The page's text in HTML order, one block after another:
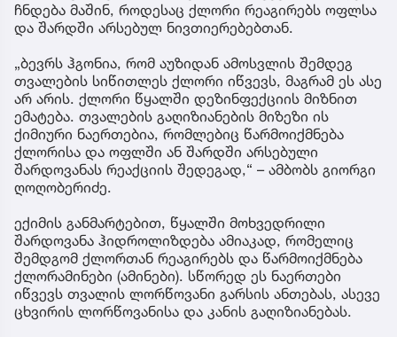
ჩნდება მაშინ, როდესაც ქლორი რეაგირებს ოფლსა
და შარდში არსებულ ნივთიერებებთან.
„ბევრს ჰგონია, რომ აუზიდან ამოსვლის შემდეგ
თვალების სიწითლეს ქლორი იწვევს, მაგრამ ეს ასე
არ არის. ქლორი წყალში დეზინფექციის მიზნით
ემატება. თვალების გაღიზიანების მიზეზი ის
ქიმიური ნაერთებია, რომლებიც წარმოიქმნება
ქლორისა და ოფლში ან შარდში არსებული
შარდოვანას რეაქციის შედეგად,“ – ამბობს გიორგი
ღოღობერიძე.
ექიმის განმარტებით, წყალში მოხვედრილი
შარდოვანა ჰიდროლიზდება ამიაკად, რომელიც
შემდგომ ქლორთან რეაგირებს და წარმოიქმნება
ქლორამინები (ამინები). სწორედ ეს ნაერთები
იწვევს თვალის ლორწოვანი გარსის ანთებას, ასევე
ცხვირის ლორწოვანისა და კანის გაღიზიანებას.